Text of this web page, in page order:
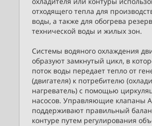
отходящего тепла для
воды, а также для обогрева
технической воды и жилых зон.
Системы водяного охлаждения
образуют замкнутый цикл, в
поток воды передает тепло от
(двигателя) к потребителю
нагреватель) с помощью
насосов. Управляющие клапаны
поддерживают правильный
контуре путем регулирования